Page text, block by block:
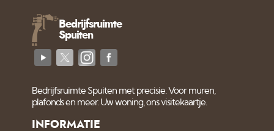
Bedrijfsruimte
Spuiten
Bedrijfsruimte Spuiten met precisie. Voor muren,
plafonds en meer. Uw woning, ons visitekaartje.
INFORMATIE